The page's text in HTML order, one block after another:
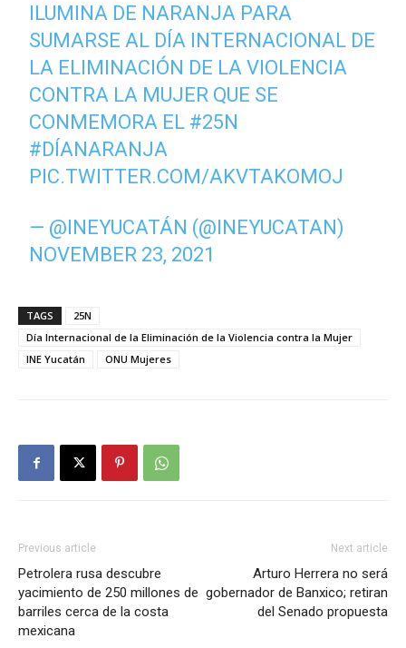
ILUMINA DE NARANJA PARA
SUMARSE AL DÍA INTERNACIONAL DE
LA ELIMINACIÓN DE LA VIOLENCIA
CONTRA LA MUJER QUE SE
CONMEMORA EL #25N
#DÍANARANJA
PIC.TWITTER.COM/AKVTAKOMOJ
— @INEYUCATÁN (@INEYUCATAN)
NOVEMBER 23, 2021
TAGS
25N
Día Internacional de la Eliminación de la Violencia contra la Mujer
INE Yucatán
ONU Mujeres
Previous article
Petrolera rusa descubre
yacimiento de 250 millones de
barriles cerca de la costa
mexicana
Next article
Arturo Herrera no será
gobernador de Banxico; retiran
del Senado propuesta